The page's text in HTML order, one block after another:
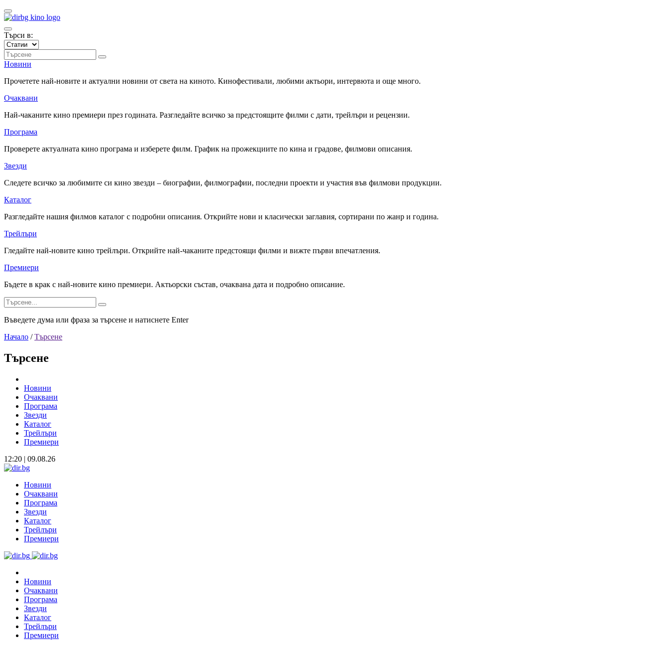
Търси в:
Новини
Прочетете най-новите и актуални новини от света на киното. Кинофестивали, любими актьори, интервюта и още много.
Очаквани
Най-чаканите кино премиери през годината. Разгледайте всичко за предстоящите филми с дати, трейлъри и рецензии.
Програма
Проверете актуалната кино програма и изберете филм. График на прожекциите по кина и градове, филмови описания.
Звезди
Следете всичко за любимите си кино звезди – биографии, филмографии, последни проекти и участия във филмови продукции.
Каталог
Разгледайте нашия филмов каталог с подробни описания. Открийте нови и класически заглавия, сортирани по жанр и година.
Трейлъри
Гледайте най-новите кино трейлъри. Открийте най-чаканите предстоящи филми и вижте първи впечатления.
Премиери
Бъдете в крак с най-новите кино премиери. Актьорски състав, очаквана дата и подробно описание.
Въведете дума или фраза за търсене и натиснете Enter
Начало / Търсене
Търсене
Новини
Очаквани
Програма
Звезди
Каталог
Трейлъри
Премиери
12:20 | 09.08.26
Новини
Очаквани
Програма
Звезди
Каталог
Трейлъри
Премиери
Новини
Очаквани
Програма
Звезди
Каталог
Трейлъри
Премиери